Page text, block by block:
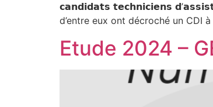
𝗰𝗮𝗻𝗱𝗶𝗱𝗮𝘁𝘀 𝘁𝗲𝗰𝗵𝗻𝗶𝗰𝗶𝗲𝗻𝘀
d’entre eux ont décroché un CDI
Etude 2024 –